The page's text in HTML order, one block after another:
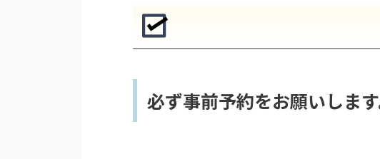
必ず事前予約をお願いします